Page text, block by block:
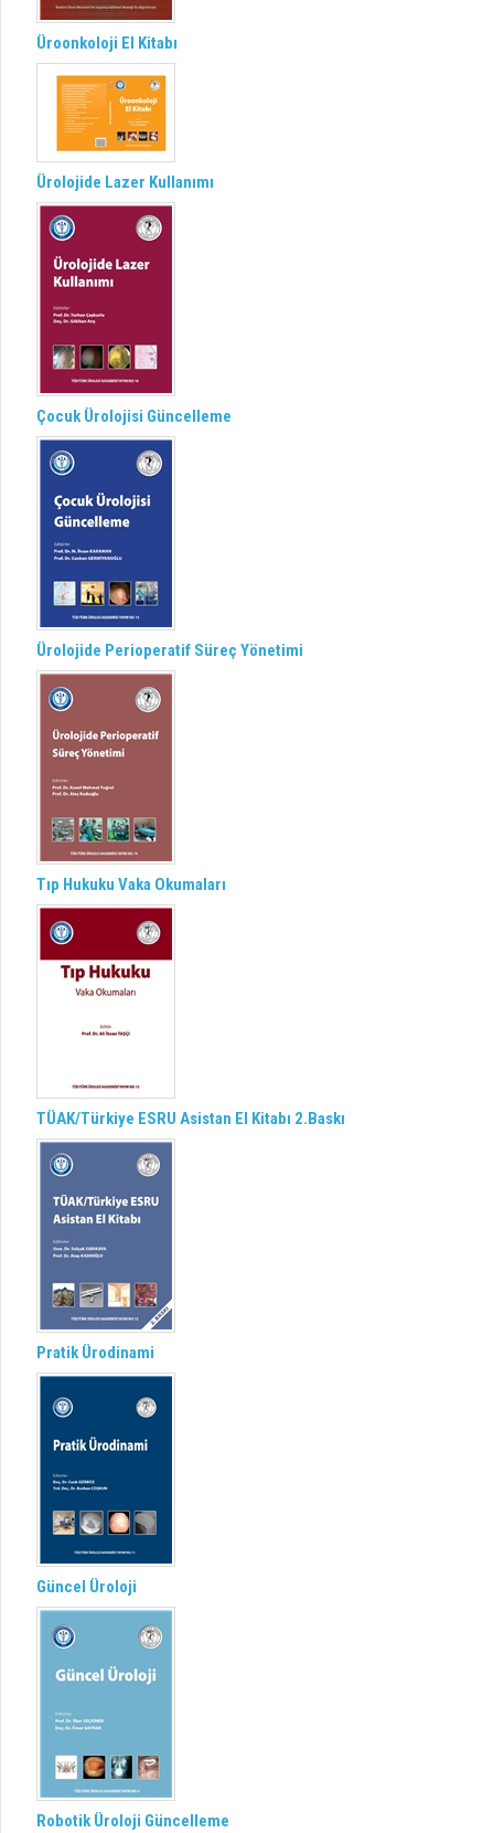
Üroonkoloji El Kitabı
Ürolojide Lazer Kullanımı
Çocuk Ürolojisi Güncelleme
Ürolojide Perioperatif Süreç Yönetimi
Tıp Hukuku Vaka Okumaları
TÜAK/Türkiye ESRU Asistan El Kitabı 2.Baskı
Pratik Ürodinami
Güncel Üroloji
Robotik Üroloji Güncelleme